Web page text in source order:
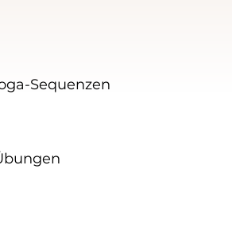
Sequenzen